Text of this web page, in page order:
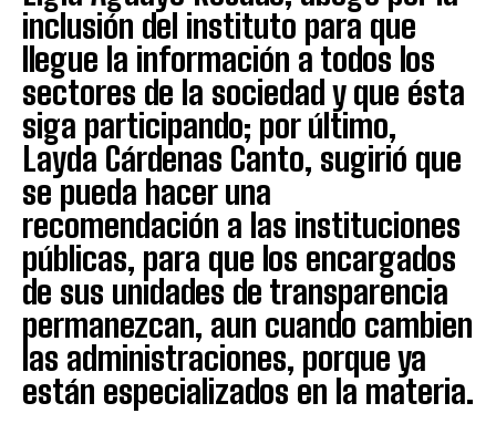
inclusión del instituto para que
llegue la información a todos los
sectores de la sociedad y que ésta
siga participando; por último,
Layda Cárdenas Canto, sugirió que
se pueda hacer una
recomendación a las instituciones
públicas, para que los encargados
de sus unidades de transparencia
permanezcan, aun cuando cambien
las administraciones, porque ya
están especializados en la materia.